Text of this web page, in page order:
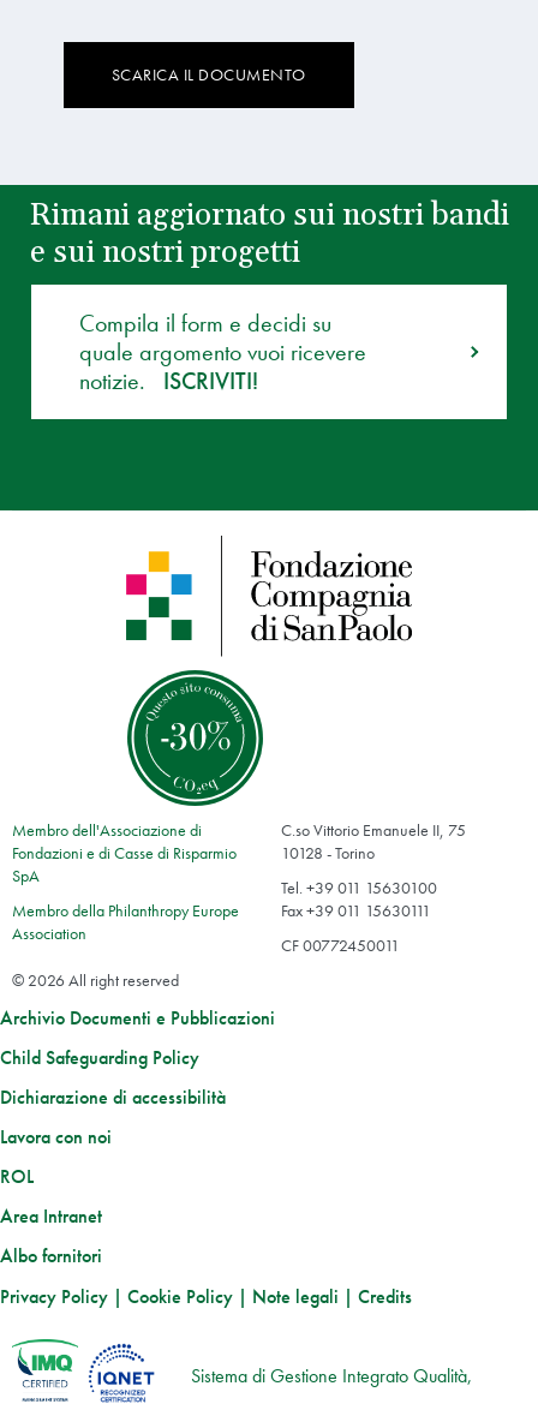
SCARICA IL DOCUMENTO
Rimani aggiornato sui nostri bandi
e sui nostri progetti
Compila il form e decidi su
quale argomento vuoi ricevere
notizie.
ISCRIVITI!
Membro dell'Associazione di
Fondazioni e di Casse di Risparmio
SpA
Membro della Philanthropy Europe
Association
C.so Vittorio Emanuele II, 75
10128 - Torino
Tel. +39 011 15630100
Fax +39 011 15630111
CF 00772450011
© 2026 All right reserved
Archivio Documenti e Pubblicazioni
Child Safeguarding Policy
Dichiarazione di accessibilità
Lavora con noi
ROL
Area Intranet
Albo fornitori
Privacy Policy | Cookie Policy | Note legali | Credits
Sistema di Gestione Integrato Qualità,